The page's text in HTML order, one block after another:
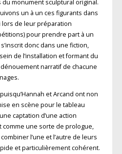
monument sculptural original.
un à un ces figurants dans
de leur préparation
pour prendre part à un
donc dans une fiction,
de l’installation et formant du
narratif de chacune
et Arcand ont non
en scène pour le tableau
captation d’une action
une sorte de prologue,
l’une et l’autre de leurs
et particulièrement cohérent.